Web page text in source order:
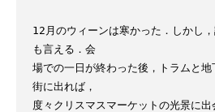
12月のウィーンは寒かった．しかし
も言える．会
場での一日が終わった後，トラムと
街に出れば，
度々クリスマスマーケットの光景に